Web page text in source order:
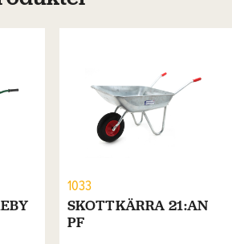
1033
SKOTTKÄRRA 21:AN
PF